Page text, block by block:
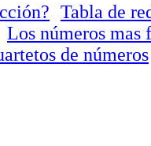
Tabla de
Los números mas
de números